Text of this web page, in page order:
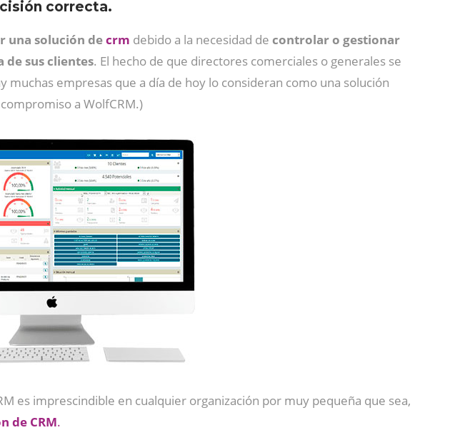
correcta.
una solución decrm debido a la necesidad de controlar o gestionar
sus clientes. El hecho de que directores comerciales o generales se
empresas que a día de hoy lo consideran como una solución
a WolfCRM.)
es imprescindible en cualquier organización por muy pequeña que sea,
de CRM.